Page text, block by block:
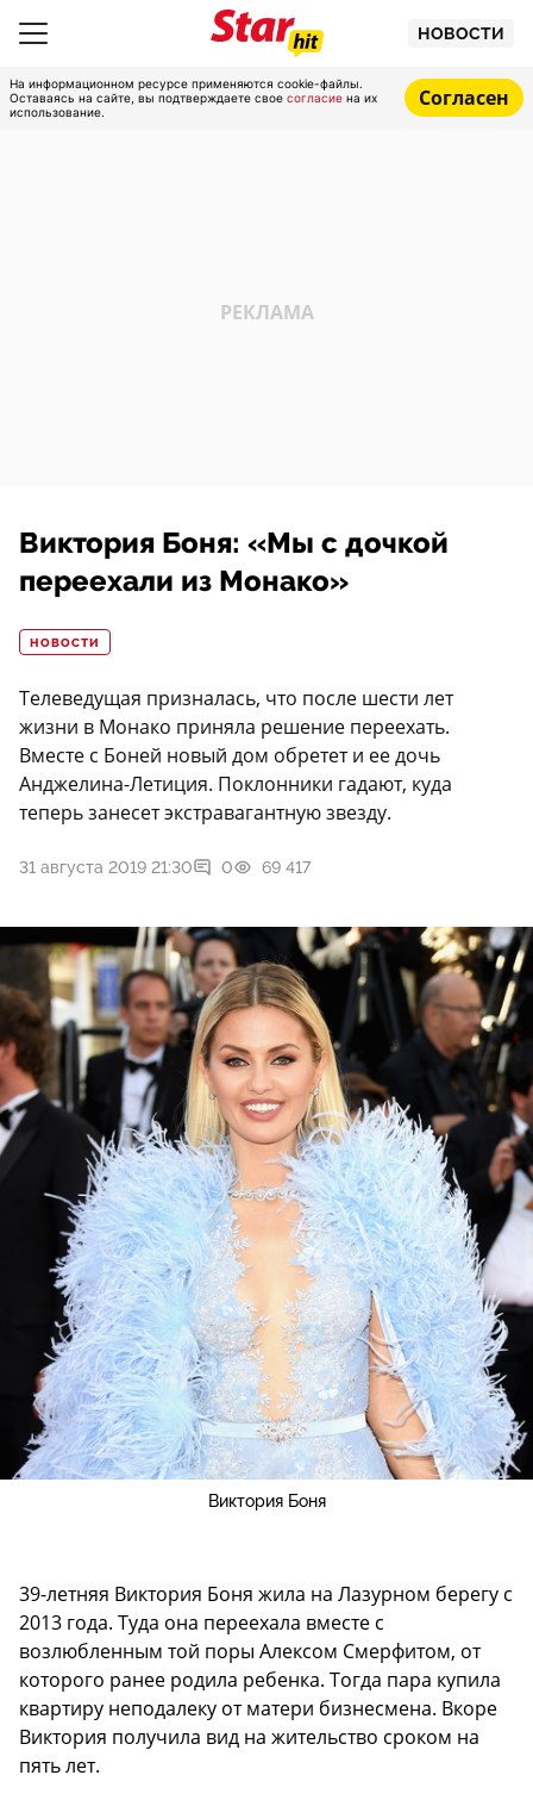
НОВОСТИ
На информационном ресурсе применяются cookie-файлы.
Оставаясь на сайте, вы подтверждаете свое согласие на их
использование.
Согласен
Виктория Боня: «Мы с дочкой
переехали из Монако»
НОВОСТИ
Телеведущая призналась, что после шести лет
жизни в Монако приняла решение переехать.
Вместе с Боней новый дом обретет и ее дочь
Анджелина-Летиция. Поклонники гадают, куда
теперь занесет экстравагантную звезду.
31 августа 2019 21:30 0 69 417
Виктория Боня
39-летняя Виктория Боня жила на Лазурном берегу с
2013 года. Туда она переехала вместе с
возлюбленным той поры Алексом Смерфитом, от
которого ранее родила ребенка. Тогда пара купила
квартиру неподалеку от матери бизнесмена. Вкоре
Виктория получила вид на жительство сроком на
пять лет.